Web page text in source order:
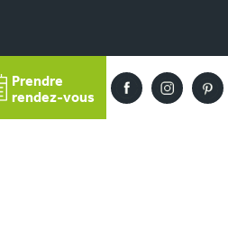
Prendre
rendez-vous